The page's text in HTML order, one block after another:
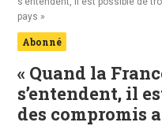
pays »
Abonné
« Quand la
s’entendent, il
des compromis